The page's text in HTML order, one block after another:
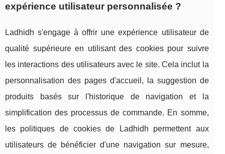
expérience utilisateur personnalisée ?
Ladhidh s'engage à offrir une expérience utilisateur de
qualité supérieure en utilisant des cookies pour suivre
les interactions des utilisateurs avec le site. Cela inclut la
personnalisation des pages d'accueil, la suggestion de
produits basés sur l'historique de navigation et la
simplification des processus de commande. En somme,
les politiques de cookies de Ladhidh permettent aux
utilisateurs de bénéficier d'une navigation sur mesure,